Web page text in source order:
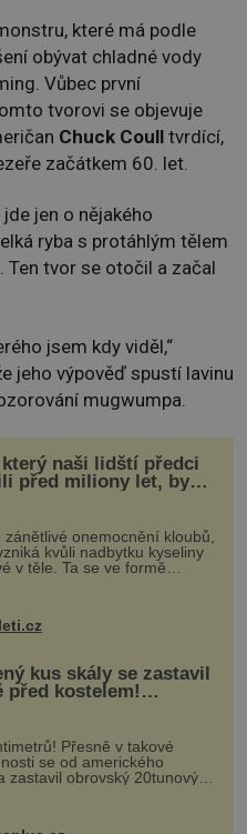
které má podle
obývat chladné vody
Vůbec první
tvorovi se objevuje
Chuck Coull tvrdící,
začátkem 60. let.
jen o nějakého
ryba s protáhlým tělem
Ten tvor se otočil a začal
jsem kdy viděl,“
jeho výpověď spustí lavinu
mugwumpa.
který naši lidští předci
před miliony let, by
s léčbou
králů“
zánětlivé onemocnění kloubů,
kvůli nadbytku kyseliny
v těle. Ta se ve formě
a způsobuje bole...
kus skály se zastavil
před kostelem!
ho boží síla?
Přesně v takové
se od amerického
zastavil obrovský 20tunový